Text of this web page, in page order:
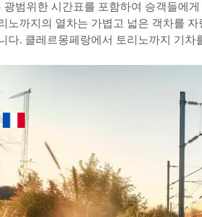
범위한 시간표를 포함하여 승객들에
노까지의 열차는 가볍고 넓은 객차를
다. 클레르몽페랑에서 토리노까지 기